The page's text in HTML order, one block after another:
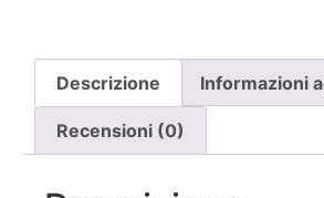
Descrizione Informazioni
Recensioni (0)